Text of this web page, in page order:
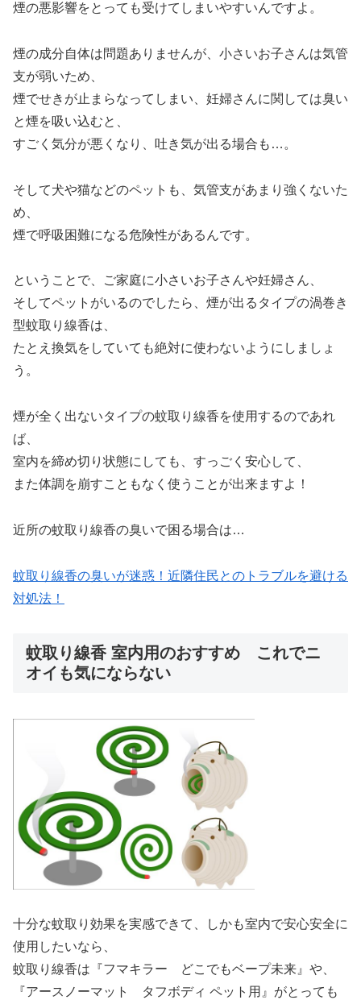
煙の悪影響をとっても受けてしまいやすいんですよ。
煙の成分自体は問題ありませんが、小さいお子さんは気管
支が弱いため、
煙でせきが止まらなってしまい、妊婦さんに関しては臭い
と煙を吸い込むと、
すごく気分が悪くなり、吐き気が出る場合も…。
そして犬や猫などのペットも、気管支があまり強くないた
め、
煙で呼吸困難になる危険性があるんです。
ということで、ご家庭に小さいお子さんや妊婦さん、
そしてペットがいるのでしたら、煙が出るタイプの渦巻き
型蚊取り線香は、
たとえ換気をしていても絶対に使わないようにしましょ
う。
煙が全く出ないタイプの蚊取り線香を使用するのであれ
ば、
室内を締め切り状態にしても、すっごく安心して、
また体調を崩すこともなく使うことが出来ますよ！
近所の蚊取り線香の臭いで困る場合は…
蚊取り線香の臭いが迷惑！近隣住民とのトラブルを避ける
対処法！
蚊取り線香 室内用のおすすめ これでニ
オイも気にならない
十分な蚊取り効果を実感できて、しかも室内で安心安全に
使用したいなら、
蚊取り線香は『フマキラー どこでもベープ未来』や、
『アースノーマット タフボディ ペット用』がとっても